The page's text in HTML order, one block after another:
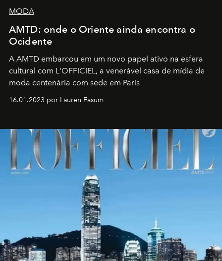
MODA
AMTD: onde o Oriente ainda encontra o
Ocidente
A AMTD embarcou em um novo papel ativo na esfera
cultural com L'OFFICIEL, a venerável casa de mídia de
moda centenária com sede em Paris
16.01.2023 por Lauren Easum